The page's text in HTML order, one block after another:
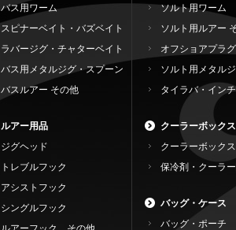
バス用ワーム
スピナーベイト・バズベイト
ラバージグ・チャターベイト
バス用メタルジグ・スプーン
バスルアー その他
ルアー用品
ジグヘッド
トレブルフック
アシストフック
シングルフック
ソルト用ワーム
ソルト用ルアー
オフショアプラグ
ソルト用メタル
タイラバ・イン
クーラーボックス
クーラーボックス
保冷剤・クーラ
バッグ・ケース
バッグ・ポーチ